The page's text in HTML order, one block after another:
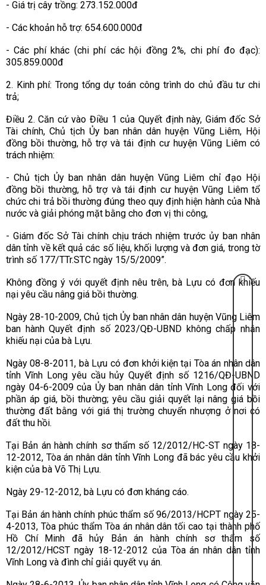
- Giá trị cây trồng: 273.152.000đ
- Các khoản hỗ trợ: 654.600.000đ
- Các phí khác (chi phí các hội đồng 2%, chi phí đo đạc):
305.859.000đ
2. Kinh phí: Trong tổng dự toán công trình do chủ đầu tư chi
trả;
Điều 2. Căn cứ vào Điều 1 của Quyết định này, Giám đốc Sở
Tài chính, Chủ tịch Ủy ban nhân dân huyện Vũng Liêm, Hội
đồng bồi thường, hỗ trợ và tái định cư huyện Vũng Liêm có
trách nhiệm:
- Chủ tịch Ủy ban nhân dân huyện Vũng Liêm chỉ đạo Hội
đồng bồi thường, hỗ trợ và tái định cư huyện Vũng Liêm tổ
chức chi trả bồi thường đúng theo quy định hiện hành của Nhà
nước và giải phóng mặt bằng cho đơn vị thi công,
- Giám đốc Sở Tài chính chịu trách nhiệm trước ủy ban nhân
dân tỉnh về kết quả các số liệu, khối lượng và đơn giá, trong tờ
trình số 177/TTr.STC ngày 15/5/2009”.
Không đồng ý với quyết định nêu trên, bà Lựu có đơn khiếu
nại yêu cầu nâng giá bồi thường.
Ngày 28-10-2009, Chủ tịch Ủy ban nhân dân huyện Vũng Liêm
ban hành Quyết định số 2023/QĐ-UBND không chấp nhận
khiếu nại của bà Lựu.
Ngày 08-8-2011, bà Lựu có đơn khởi kiện tại Tòa án nhân dân
tỉnh Vĩnh Long yêu cầu hủy Quyết định số 1216/QĐ-UBND
ngày 04-6-2009 của Ủy ban nhân dân tỉnh Vĩnh Long đối với
phần áp giá, bồi thường; yêu cầu giải quyết lại nâng giá bồi
thường đất bằng với giá thị trường chuyển nhượng ở nơi có
đất thu hồi.
Tại Bản án hành chính sơ thẩm số 12/2012/HC-ST ngày 18-
12-2012, Tòa án nhân dân tỉnh Vĩnh Long đã bác yêu cầu khởi
kiện của bà Võ Thị Lựu.
Ngày 29-12-2012, bà Lựu có đơn kháng cáo.
Tại Bản án hành chính phúc thẩm số 96/2013/HCPT ngày 25-
4-2013, Tòa phúc thẩm Tòa án nhân dân tối cao tại thành phố
Hồ Chí Minh đã hủy Bản án hành chính sơ thẩm số
12/2012/HCST ngày 18-12-2012 của Tòa án nhân dân tỉnh
Vĩnh Long và đình chỉ giải quyết vụ án.